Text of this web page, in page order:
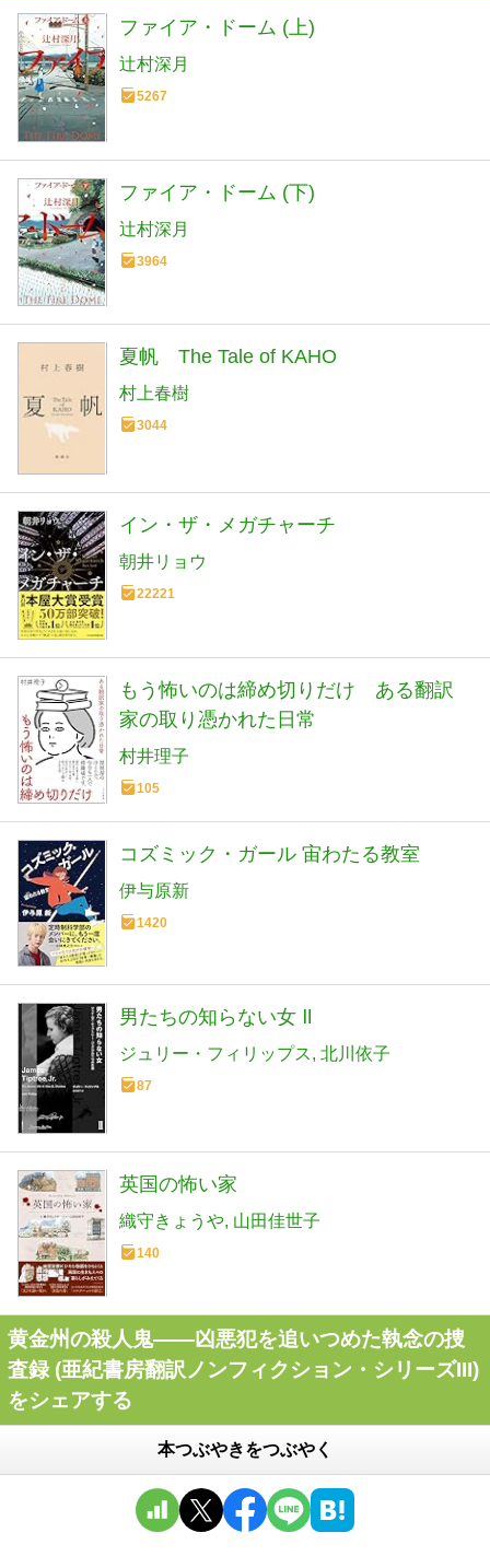
ファイア・ドーム (上)
辻村深月
5267
ファイア・ドーム (下)
辻村深月
3964
夏帆 The Tale of KAHO
村上春樹
3044
イン・ザ・メガチャーチ
朝井リョウ
22221
もう怖いのは締め切りだけ ある翻訳
家の取り憑かれた日常
村井理子
105
コズミック・ガール 宙わたる教室
伊与原新
1420
男たちの知らない女 Ⅱ
ジュリー・フィリップス 北川依子
87
英国の怖い家
織守きょうや 山田佳世子
140
黄金州の殺人鬼――凶悪犯を追いつめた執念の捜
査録 (亜紀書房翻訳ノンフィクション・シリーズIII)
をシェアする
本つぶやきをつぶやく